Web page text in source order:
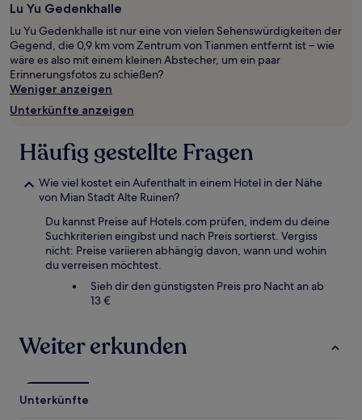
2 Erwachsenen
gefunden
wurde.
Preise
und
Verfügbarkeiten
sich
Es
können
Bedingungen
gelten.
Lu Yu Gedenkhalle
Lu Yu Gedenkhalle ist nur eine von vielen Sehenswürdigkeiten der
Gegend, die 0,9 km vom Zentrum von Tianmen entfernt ist – wie
wäre es also mit einem kleinen Abstecher, um ein paar
Erinnerungsfotos zu schießen?
Weniger anzeigen
Unterkünfte anzeigen
Häufig gestellte Fragen
Wie viel kostet ein Aufenthalt in einem Hotel in der Nähe
von Mian Stadt Alte Ruinen?
Du kannst Preise auf Hotels.com prüfen, indem du deine
Suchkriterien eingibst und nach Preis sortierst. Vergiss
nicht: Preise variieren abhängig davon, wann und wohin
du verreisen möchtest.
Sieh dir den günstigsten Preis pro Nacht an ab
13 €
Weiter erkunden
Unterkünfte